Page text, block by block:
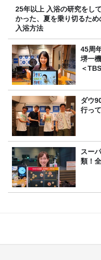
25年以上 入浴の研究をし
かった、夏を乗り切るため
入浴方法
45周
堺一
＜
ダウ
行っ
スー
類！